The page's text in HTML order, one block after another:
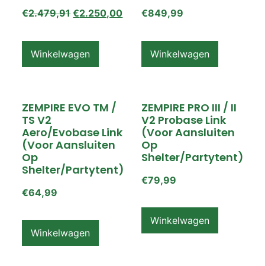
€2.479,91 €2.250,00
Winkelwagen
€849,99
Winkelwagen
ZEMPIRE EVO TM /
TS V2
Aero/Evobase Link
(voor Aansluiten
Op
Shelter/partytent)
€64,99
Winkelwagen
ZEMPIRE PRO III / II
V2 Probase Link
(voor Aansluiten
Op
Shelter/partytent)
€79,99
Winkelwagen